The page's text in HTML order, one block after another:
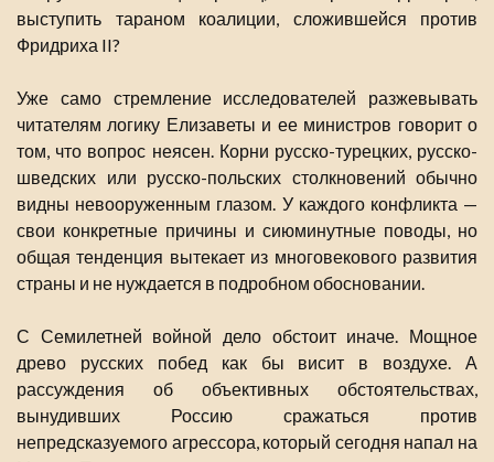
выступить тараном коалиции, сложившейся против
Фридриха II?
Уже само стремление исследователей разжевывать
читателям логику Елизаветы и ее министров говорит о
том, что вопрос неясен. Корни русско-турецких, русско-
шведских или русско-польских столкновений обычно
видны невооруженным глазом. У каждого конфликта —
свои конкретные причины и сиюминутные поводы, но
общая тенденция вытекает из многовекового развития
страны и не нуждается в подробном обосновании.
С Семилетней войной дело обстоит иначе. Мощное
древо русских побед как бы висит в воздухе. А
рассуждения об объективных обстоятельствах,
вынудивших Россию сражаться против
непредсказуемого агрессора, который сегодня напал на